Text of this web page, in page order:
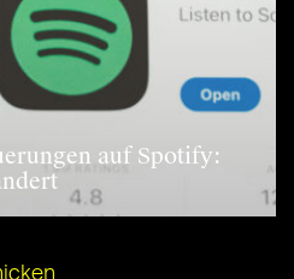
auf Spotify: